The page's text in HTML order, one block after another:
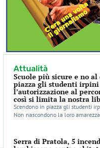
Attualità
Scuole più sicure e no
piazza gli studenti irpini
l’autorizzazione al
così si limita la nostra
Scendono in piazza gli studenti
Non nascondono la loro amarezza
Serra di Pratola, 5